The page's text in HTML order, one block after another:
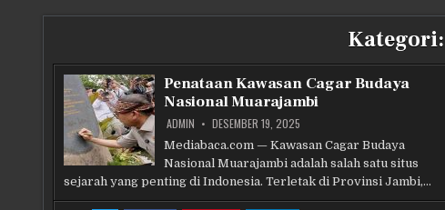
Kategori:
Penataan Kawasan Cagar Budaya
Nasional Muarajambi
ADMIN DESEMBER 19, 2025
Mediabaca.com — Kawasan Cagar Budaya
Nasional Muarajambi adalah salah satu situs
sejarah yang penting di Indonesia. Terletak di Provinsi Jambi,…